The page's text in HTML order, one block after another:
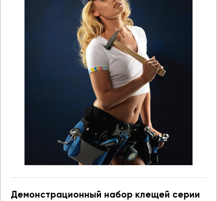
Демонстрационный набор клещей серии